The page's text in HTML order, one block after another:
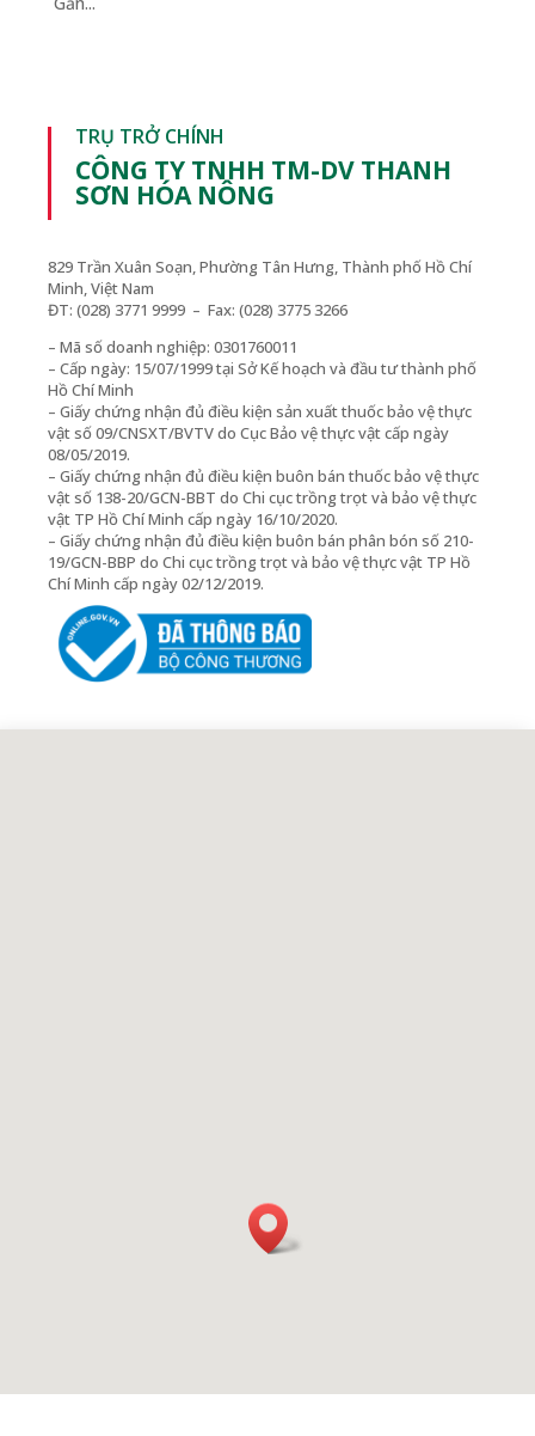
TRỤ TRỞ CHÍNH
CÔNG TY TNHH TM-DV THANH
SƠN HÓA NÔNG
829 Trần Xuân Soạn, Phường Tân Hưng, Thành phố Hồ Chí
Minh, Việt Nam
ĐT: (028) 3771 9999 – Fax: (028) 3775 3266
– Mã số doanh nghiệp: 0301760011
– Cấp ngày: 15/07/1999 tại Sở Kế hoạch và đầu tư thành phố
Hồ Chí Minh
– Giấy chứng nhận đủ điều kiện sản xuất thuốc bảo vệ thực
vật số 09/CNSXT/BVTV do Cục Bảo vệ thực vật cấp ngày
08/05/2019.
– Giấy chứng nhận đủ điều kiện buôn bán thuốc bảo vệ thực
vật số 138-20/GCN-BBT do Chi cục trồng trọt và bảo vệ thực
vật TP Hồ Chí Minh cấp ngày 16/10/2020.
– Giấy chứng nhận đủ điều kiện buôn bán phân bón số 210-
19/GCN-BBP do Chi cục trồng trọt và bảo vệ thực vật TP Hồ
Chí Minh cấp ngày 02/12/2019.